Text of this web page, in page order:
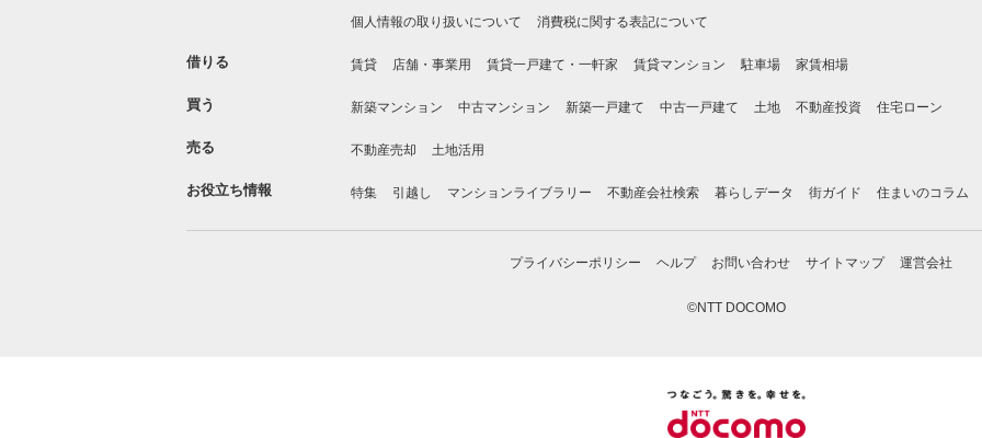
個人情報の取り扱いについて 消費税に関する表記について
借りる 賃貸 店舗・事業用 賃貸一戸建て・一軒家 賃貸マンション 駐車場 家賃相場
買う 新築マンション 中古マンション 新築一戸建て 中古一戸建て 土地 不動産投資 住宅ローン
売る 不動産売却 土地活用
お役立ち情報 特集 引越し マンションライブラリー 不動産会社検索 暮らしデータ 街ガイド 住まいのコラム
プライバシーポリシー ヘルプ お問い合わせ サイトマップ 運営会社
©NTT DOCOMO